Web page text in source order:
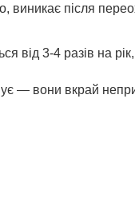
виникає після
3-4 разів на рік,
— вони вкрай